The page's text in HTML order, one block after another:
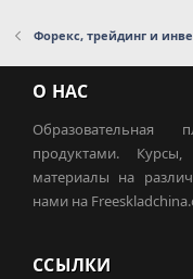
Форекс, трейдинг и
О НАС
продуктами.
материалы на
нами на
ССЫЛКИ